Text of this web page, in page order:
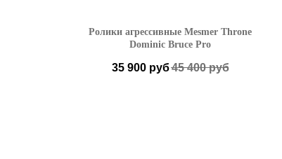
Ролики агрессивные Mesmer Throne
Dominic Bruce Pro
35 900 руб45 400 руб